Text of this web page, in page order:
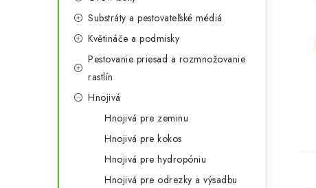
Substráty a pestovateľské médiá
Květináče a podmisky
Pestovanie priesad a rozmnožovanie
rastlín
Hnojivá
Hnojivá pre zeminu
Hnojivá pre kokos
Hnojivá pre hydropóniu
Hnojivá pre odrezky a výsadbu